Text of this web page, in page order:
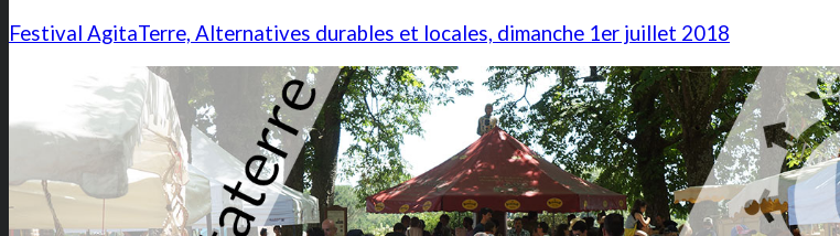
Festival AgitaTerre, Alternatives durables et locales, dimanche 1er juillet 2018